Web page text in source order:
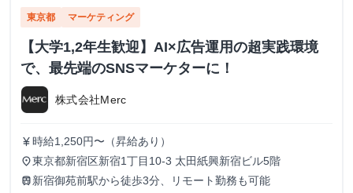
東京都 マーケティング
【大学1,2年生歓迎】AI×広告運用の超実践環境
で、最先端のSNSマーケターに！
株式会社Merc
currency_yen 時給1,250円〜（昇給あり）
place東京都新宿区新宿1丁目10-3 太田紙興新宿ビル5階
train 新宿御苑前駅から徒歩3分、リモート勤務も可能